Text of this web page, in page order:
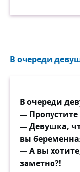
В очереди
В очереди
—
— Девушка,
вы
— А вы
заметно?!